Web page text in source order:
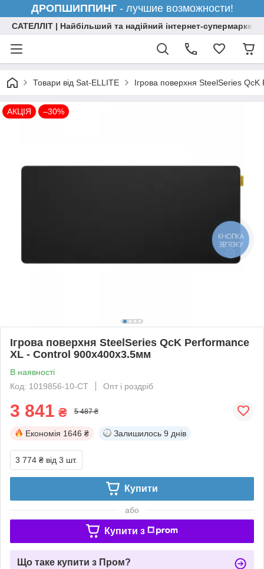
ДРОПШИППИНГ- лучшие возможности!
САТЕЛЛІТ | Найбільший та надійний інтернет-супермаркет
Товари від Sat-ELLITE Ігрова поверхня SteelSeries
АКЦІЯ –30%
Ігрова поверхня SteelSeries QcK Performance
XL - Control 900x400x3.5мм
В наявності
Код: 1019856-10-СТ
Опт і роздріб
3 841 ₴ 5 487 ₴
Економія 1646 ₴ Залишилось 9 днів
3 774 ₴ від 3 шт.
Купити
або
Купити з
Що таке купити з Пром?
КНОПКА
ЗВ'ЯЗКУ